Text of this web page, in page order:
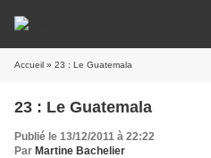
Accueil » 23 : Le Guatemala
23 : Le Guatemala
Publié le 13/12/2011 à 22:22
Par Martine Bachelier